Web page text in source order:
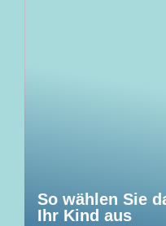
So wählen Sie
Ihr Kind aus